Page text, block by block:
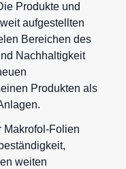
Produkte und
aufgestellten
Bereichen des
Nachhaltigkeit
Produkten als
Makrofol-Folien
weiten